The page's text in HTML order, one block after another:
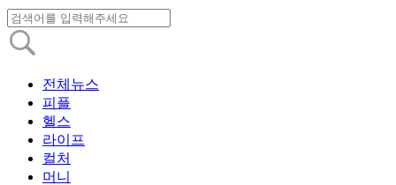
전체뉴스
피플
헬스
라이프
컬처
머니